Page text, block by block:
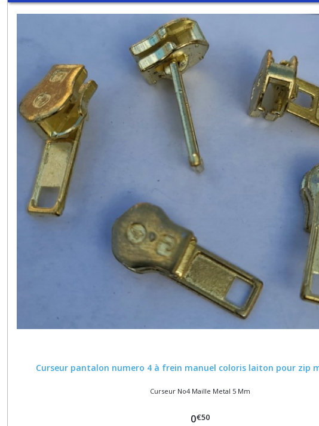
Curseur pantalon numero 4 à frein manuel coloris laiton pour zip
Curseur No4 Maille Metal 5 Mm
0€50